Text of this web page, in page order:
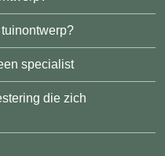
specialist
die zich